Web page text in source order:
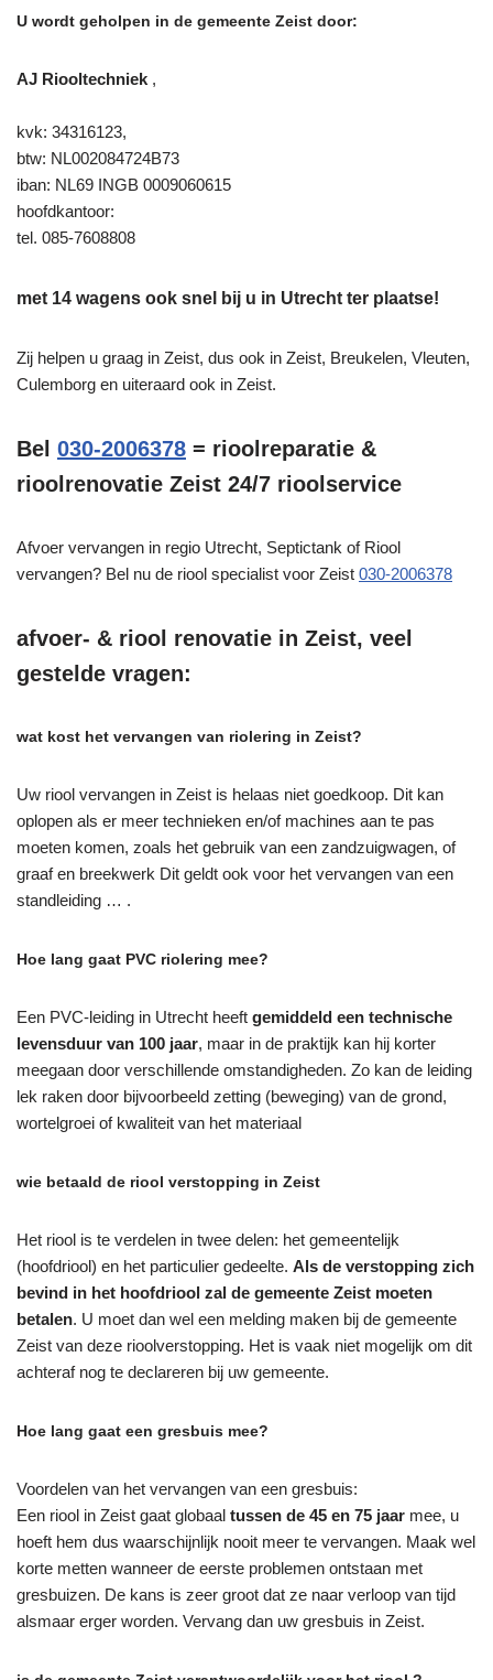
U wordt geholpen in de gemeente Zeist door:
AJ Riooltechniek ,
kvk: 34316123,
btw: NL002084724B73
iban: NL69 INGB 0009060615
hoofdkantoor:
tel. 085-7608808
met 14 wagens ook snel bij u in Utrecht ter plaatse!
Zij helpen u graag in Zeist, dus ook in Zeist, Breukelen, Vleuten,
Culemborg en uiteraard ook in Zeist.
Bel 030-2006378 = rioolreparatie &
rioolrenovatie Zeist 24/7 rioolservice
Afvoer vervangen in regio Utrecht, Septictank of Riool
vervangen? Bel nu de riool specialist voor Zeist 030-2006378
afvoer- & riool renovatie in Zeist, veel
gestelde vragen:
wat kost het vervangen van riolering in Zeist?
Uw riool vervangen in Zeist is helaas niet goedkoop. Dit kan
oplopen als er meer technieken en/of machines aan te pas
moeten komen, zoals het gebruik van een zandzuigwagen, of
graaf en breekwerk Dit geldt ook voor het vervangen van een
standleiding … .
Hoe lang gaat PVC riolering mee?
Een PVC-leiding in Utrecht heeft gemiddeld een technische
levensduur van 100 jaar, maar in de praktijk kan hij korter
meegaan door verschillende omstandigheden. Zo kan de leiding
lek raken door bijvoorbeeld zetting (beweging) van de grond,
wortelgroei of kwaliteit van het materiaal
wie betaald de riool verstopping in Zeist
Het riool is te verdelen in twee delen: het gemeentelijk
(hoofdriool) en het particulier gedeelte. Als de verstopping zich
bevind in het hoofdriool zal de gemeente Zeist moeten
betalen. U moet dan wel een melding maken bij de gemeente
Zeist van deze rioolverstopping. Het is vaak niet mogelijk om dit
achteraf nog te declareren bij uw gemeente.
Hoe lang gaat een gresbuis mee?
Voordelen van het vervangen van een gresbuis:
Een riool in Zeist gaat globaal tussen de 45 en 75 jaar mee, u
hoeft hem dus waarschijnlijk nooit meer te vervangen. Maak wel
korte metten wanneer de eerste problemen ontstaan met
gresbuizen. De kans is zeer groot dat ze naar verloop van tijd
alsmaar erger worden. Vervang dan uw gresbuis in Zeist.